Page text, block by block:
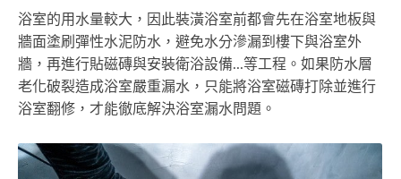
浴室的用水量較大，因此裝潢浴室前都會先在浴室地板與
牆面塗刷彈性水泥防水，避免水分滲漏到樓下與浴室外
牆，再進行貼磁磚與安裝衛浴設備...等工程。如果防水層
老化破裂造成浴室嚴重漏水，只能將浴室磁磚打除並進行
浴室翻修，才能徹底解決浴室漏水問題。